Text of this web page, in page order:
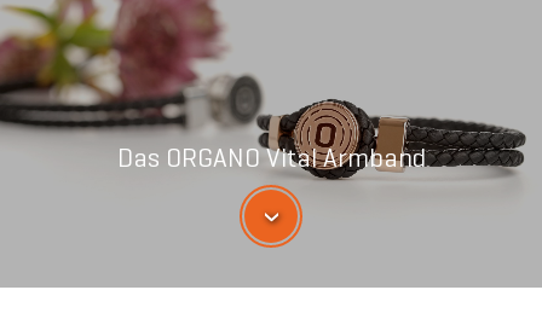
Das ORGANO Vital Armband
›